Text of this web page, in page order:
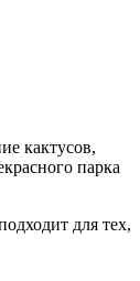
кактусов,
парка
для тех,